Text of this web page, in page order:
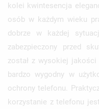
kolei kwintesencja
osób w każdym wieku
dobrze w każdej
zabezpieczony przed
został z wysokiej
bardzo wygodny w
ochrony telefonu.
korzystanie z telefonu